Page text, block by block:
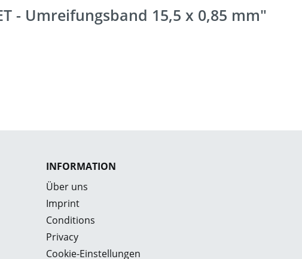
- Umreifungsband 15,5 x 0,85 mm"
INFORMATION
Über uns
Imprint
Conditions
Privacy
Cookie-Einstellungen